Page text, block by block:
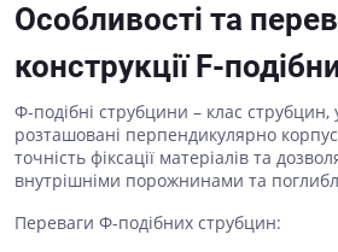
Особливості та
конструкції F-
Ф-подібні струбцини – клас струбцин,
розташовані перпендикулярно
точність фіксації матеріалів та
внутрішніми порожнинами та
Переваги Ф-подібних струбцин: